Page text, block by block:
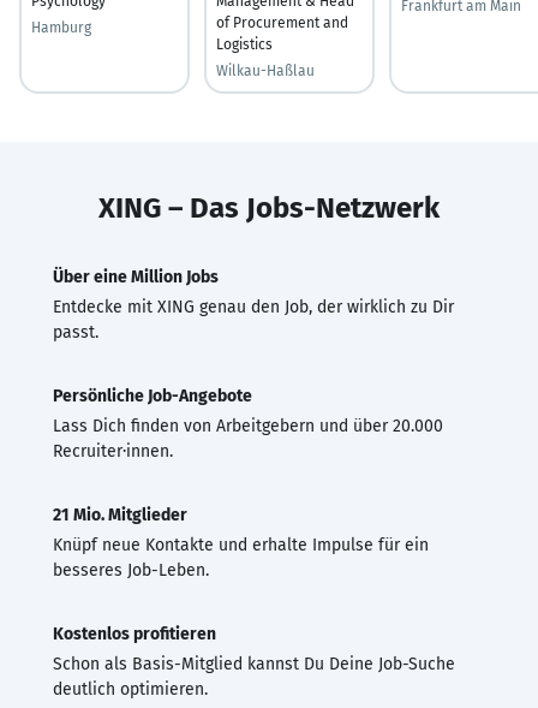
Hamburg
of Procurement and
Logistics
Wilkau-Haßlau
Frankfurt am Main
XING – Das Jobs-Netzwerk
Über eine Million Jobs
Entdecke mit XING genau den Job, der wirklich zu Dir
passt.
Persönliche Job-Angebote
Lass Dich finden von Arbeitgebern und über 20.000
Recruiter·innen.
21 Mio. Mitglieder
Knüpf neue Kontakte und erhalte Impulse für ein
besseres Job-Leben.
Kostenlos profitieren
Schon als Basis-Mitglied kannst Du Deine Job-Suche
deutlich optimieren.